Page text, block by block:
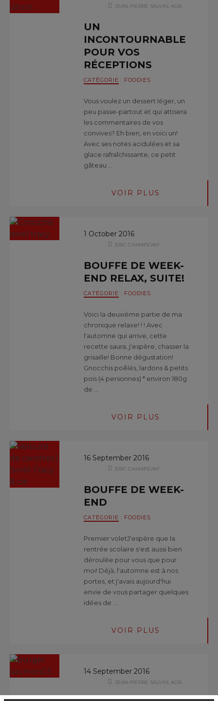
JEAN-PIERRE SALVAS, AGR.
UN
INCONTOURNABLE
POUR VOS
RÉCEPTIONS
CATÉGORIE : FOODIES
Vous voulez un dessert léger, un
peu passe-partout et qui attisera
les commentaires de vos
convives? Eh bien, en voici un!
Avec ses notes acidulées et sa
glace rafraîchissante, ce petit
gâteau …
VOIR PLUS
1 October 2016
ÉRIC CHAMPIGNY
BOUFFE DE WEEK-
END RELAX, SUITE!
CATÉGORIE : FOODIES
Voici la deuxième partie de ma
chronique relaxe! ! ! Avec
l'automne qui arrive, cette
recette saura, j'espère, chasser la
grisaille! Bonne dégustation!
Gnocchis poêlés, lardons & petits
pois (4 personnes) * environ 180g
de …
VOIR PLUS
16 September 2016
ÉRIC CHAMPIGNY
BOUFFE DE WEEK-
END
CATÉGORIE : FOODIES
Premier voletJ'espère que la
rentrée scolaire s'est aussi bien
déroulée pour vous que pour
moi! Déjà, l'automne est à nos
portes, et j'avais aujourd'hui
envie de vous partager quelques
idées de …
VOIR PLUS
14 September 2016
JEAN-PIERRE SALVAS, AGR.